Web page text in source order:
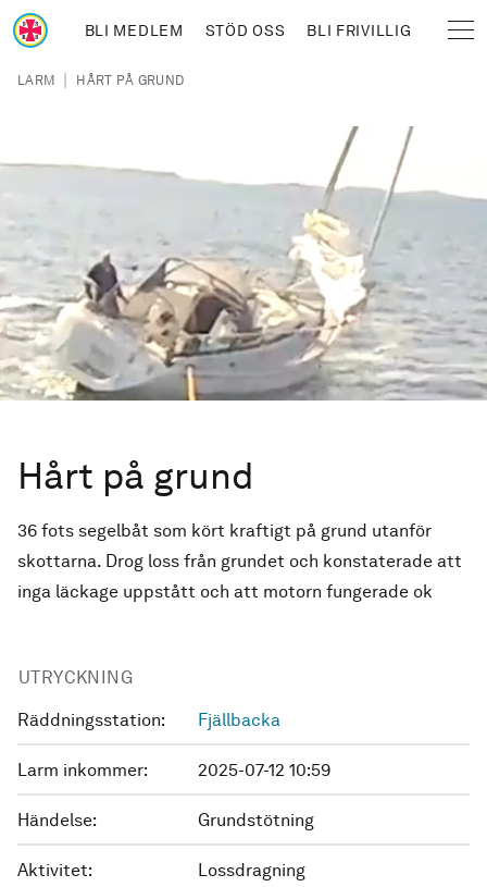
Hoppa till huvudinnehåll
BLI MEDLEM STÖD OSS BLI FRIVILLIG
Länkstig
LARM | HÅRT PÅ GRUND
Hårt på grund
36 fots segelbåt som kört kraftigt på grund utanför
skottarna. Drog loss från grundet och konstaterade att
inga läckage uppstått och att motorn fungerade ok
UTRYCKNING
Räddningsstation: Fjällbacka
Larm inkommer: 2025-07-12 10:59
Händelse: Grundstötning
Aktivitet: Lossdragning